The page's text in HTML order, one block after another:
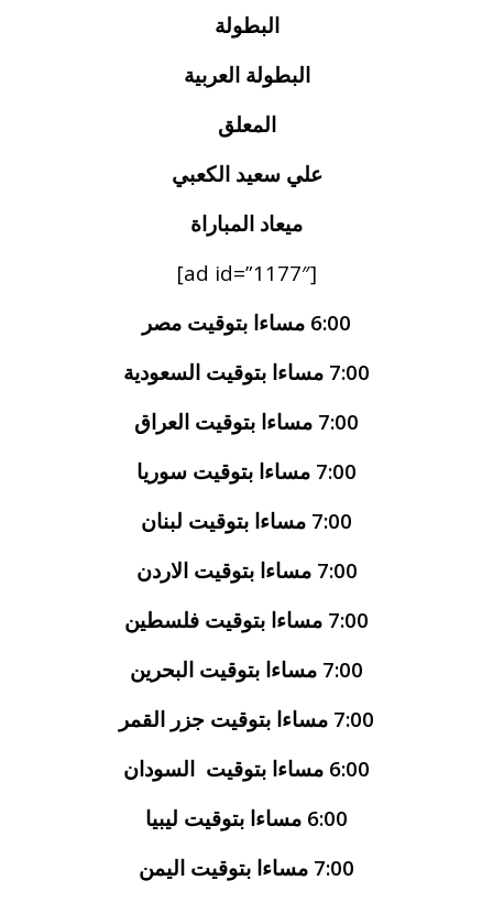
البطولة
البطولة العربية
المعلق
علي سعيد الكعبي
ميعاد المباراة
[ad id=”1177″]
6:00 مساءا بتوقيت مصر
7:00 مساءا بتوقيت السعودية
7:00 مساءا بتوقيت العراق
7:00 مساءا بتوقيت سوريا
7:00 مساءا بتوقيت لبنان
7:00 مساءا بتوقيت الاردن
7:00 مساءا بتوقيت فلسطين
7:00 مساءا بتوقيت البحرين
7:00 مساءا بتوقيت جزر القمر
6:00 مساءا بتوقيت السودان
6:00 مساءا بتوقيت ليبيا
7:00 مساءا بتوقيت اليمن